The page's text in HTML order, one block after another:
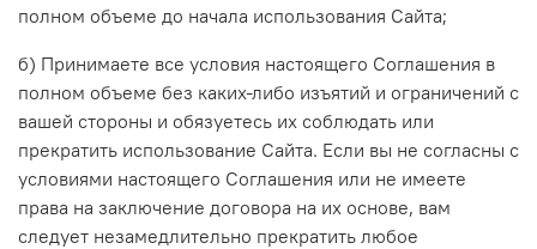
полном объеме до начала использования Сайта;
б) Принимаете все условия настоящего Соглашения в
полном объеме без каких-либо изъятий и ограничений с
вашей стороны и обязуетесь их соблюдать или
прекратить использование Сайта. Если вы не согласны с
условиями настоящего Соглашения или не имеете
права на заключение договора на их основе, вам
следует незамедлительно прекратить любое